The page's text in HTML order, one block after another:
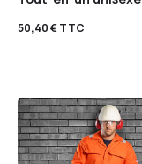
50,40€TTC